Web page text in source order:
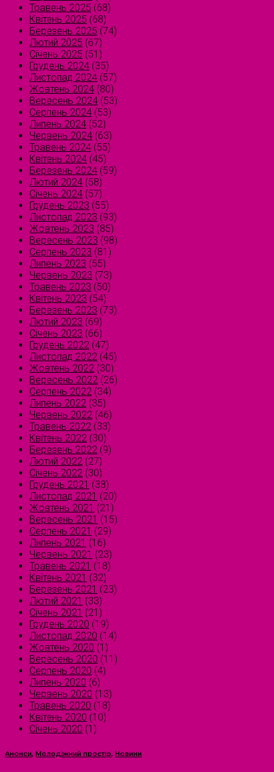
Травень 2025 (68)
Квітень 2025 (68)
Березень 2025 (74)
Лютий 2025 (67)
Січень 2025 (51)
Грудень 2024 (35)
Листопад 2024 (57)
Жовтень 2024 (80)
Вересень 2024 (53)
Серпень 2024 (53)
Липень 2024 (52)
Червень 2024 (63)
Травень 2024 (55)
Квітень 2024 (45)
Березень 2024 (59)
Лютий 2024 (58)
Січень 2024 (57)
Грудень 2023 (55)
Листопад 2023 (93)
Жовтень 2023 (85)
Вересень 2023 (98)
Серпень 2023 (81)
Липень 2023 (55)
Червень 2023 (73)
Травень 2023 (50)
Квітень 2023 (54)
Березень 2023 (73)
Лютий 2023 (69)
Січень 2023 (66)
Грудень 2022 (47)
Листопад 2022 (45)
Жовтень 2022 (30)
Вересень 2022 (26)
Серпень 2022 (34)
Липень 2022 (35)
Червень 2022 (46)
Травень 2022 (33)
Квітень 2022 (30)
Березень 2022 (9)
Лютий 2022 (27)
Січень 2022 (30)
Грудень 2021 (38)
Листопад 2021 (20)
Жовтень 2021 (21)
Вересень 2021 (15)
Серпень 2021 (29)
Липень 2021 (16)
Червень 2021 (23)
Травень 2021 (18)
Квітень 2021 (32)
Березень 2021 (23)
Лютий 2021 (33)
Січень 2021 (21)
Грудень 2020 (19)
Листопад 2020 (14)
Жовтень 2020 (1)
Вересень 2020 (11)
Серпень 2020 (4)
Липень 2020 (6)
Червень 2020 (13)
Травень 2020 (18)
Квітень 2020 (10)
Січень 2020 (1)
Анонси, Молодіжний простір, Новини